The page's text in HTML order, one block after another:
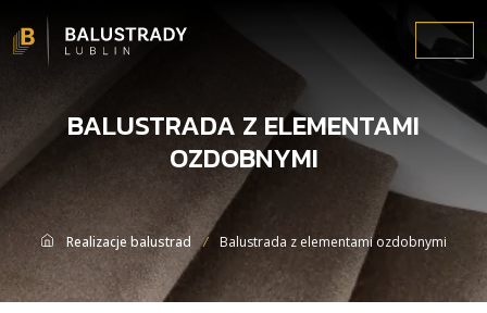
Menu
BALUSTRADA Z ELEMENTAMI
OZDOBNYMI
Realizacje balustrad Balustrada z elementami ozdobnymi